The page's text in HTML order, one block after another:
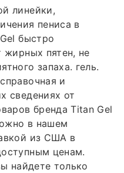
линейки,
пениса в
быстро
жирных пятен, не
запаха. гель.
и
сведениях от
бренда Titan Gel
в нашем
из США в
ценам.
найдете только